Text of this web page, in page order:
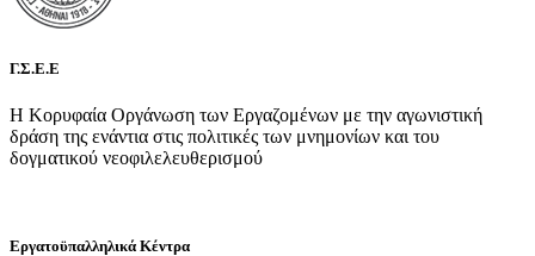
Γ.Σ.Ε.Ε
Η Κορυφαία Οργάνωση των Εργαζομένων με την αγωνιστική
δράση της ενάντια στις πολιτικές των μνημονίων και του
δογματικού νεοφιλελευθερισμού
Εργατοϋπαλληλικά Κέντρα